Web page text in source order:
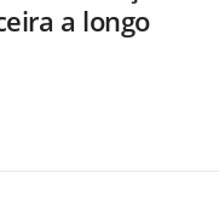
a longo